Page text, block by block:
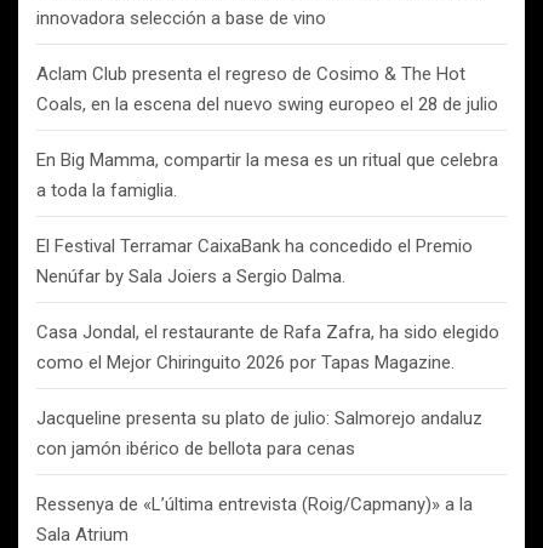
innovadora selección a base de vino
Aclam Club presenta el regreso de Cosimo & The Hot
Coals, en la escena del nuevo swing europeo el 28 de julio
En Big Mamma, compartir la mesa es un ritual que celebra
a toda la famiglia.
El Festival Terramar CaixaBank ha concedido el Premio
Nenúfar by Sala Joiers a Sergio Dalma.
Casa Jondal, el restaurante de Rafa Zafra, ha sido elegido
como el Mejor Chiringuito 2026 por Tapas Magazine.
Jacqueline presenta su plato de julio: Salmorejo andaluz
con jamón ibérico de bellota para cenas
Ressenya de «L’última entrevista (Roig/Capmany)» a la
Sala Atrium